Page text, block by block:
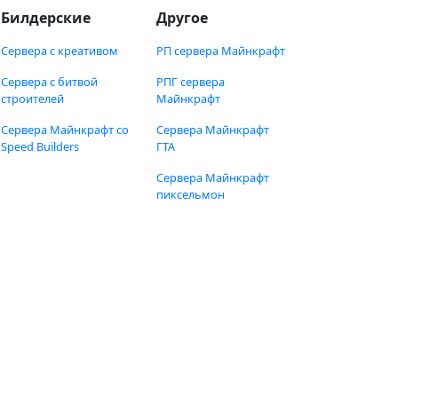
Билдерские
Сервера с креативом
Сервера с битвой
строителей
Сервера Майнкрафт со
Speed Builders
Другое
РП сервера Майнкрафт
РПГ сервера
Майнкрафт
Сервера Майнкрафт
ГТА
Сервера Майнкрафт
пиксельмон